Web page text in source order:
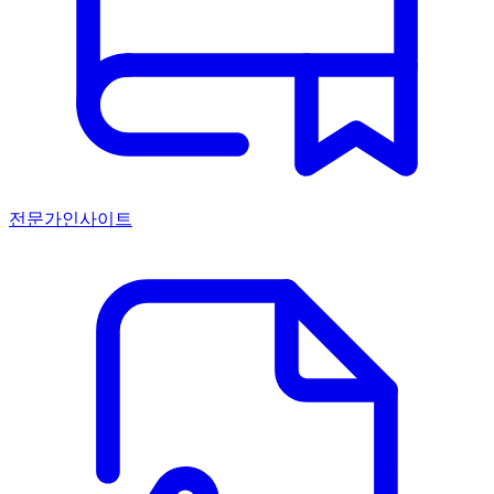
전문가인사이트